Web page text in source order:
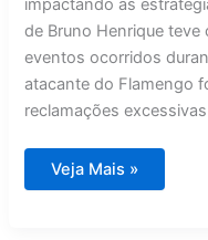
impactando as
de Bruno Henrique
eventos ocorridos
atacante do Flamengo
reclamações
Bruno
Henrique
Veja Mais »